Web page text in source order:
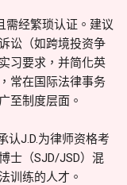
需经繁琐认证。建议
讼（如跨境投资争
习要求，并简化英
常在国际法律事务
至制度层面。
J.D.为律师资格考
士（SJD/JSD）混
训练的人才。